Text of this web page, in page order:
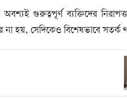
গুরুত্বপূর্ণ ব্যক্তিদের
না হয়, সেদিকেও বিশেষভাবে সতর্ক